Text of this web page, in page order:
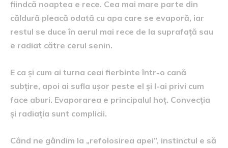
fiindcă noaptea e rece. Cea mai mare parte din
căldură pleacă odată cu apa care se evaporă, iar
restul se duce în aerul mai rece de la suprafață sau
e radiat către cerul senin.
E ca și cum ai turna ceai fierbinte într-o cană
subțire, apoi ai sufla ușor peste el și l-ai privi cum
face aburi. Evaporarea e principalul hoț. Convecția
și radiația sunt complicii.
Când ne gândim la „refolosirea apei”, instinctul e să